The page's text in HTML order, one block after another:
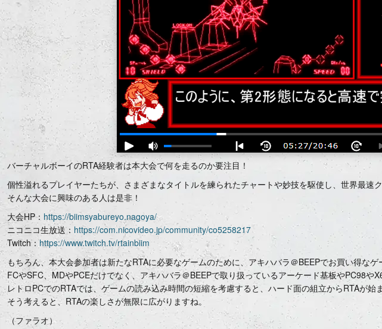
バーチャルボーイのRTA経験者は本大会で何を走るのか要注目！
個性溢れるプレイヤーたちが、さまざまなタイトルを練られたチャートや妙技を駆使し、世界最速
そんな大会に興味のある人は是非！
大会HP： https://biimsyabureyo.nagoya/
ニコニコ生放送： https://com.nicovideo.jp/community/co5258217
Twitch：https://www.twitch.tv/rtainbiim
もちろん、本大会参加者は新たなRTAに必要なゲームのために、アキハバラ＠BEEPでお買い得な
FCやSFC、MDやPCEだけでなく、アキハバラ＠BEEPで取り扱っているアーケード基板やPC98や
レトロPCでのRTAでは、ゲームの読み込み時間の短縮を考慮すると、ハード面の組立からRTAが始
そう考えると、RTAの楽しさが無限に広がりますね。
（ファラオ）